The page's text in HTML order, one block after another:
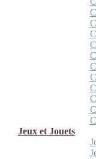
Jeux et Jouets